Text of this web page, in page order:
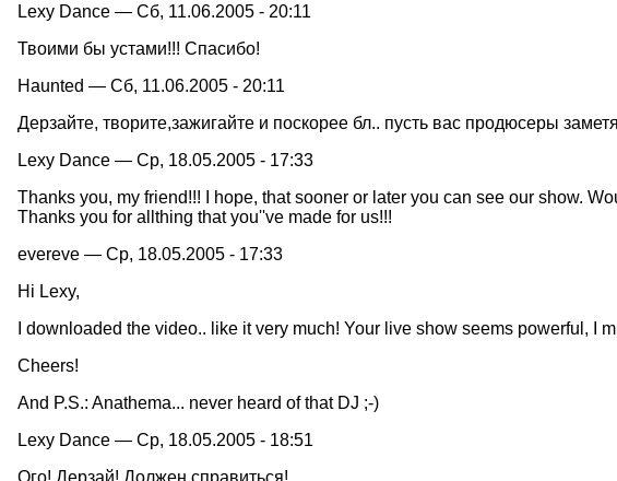
Lexy Dance — Сб, 11.06.2005 - 20:11
Твоими бы устами!!! Спасибо!
Haunted — Сб, 11.06.2005 - 20:11
Дерзайте, творите,зажигайте и поскорее бл.. пусть вас продюсеры
Lexy Dance — Ср, 18.05.2005 - 17:33
Thanks you, my friend!!! I hope, that sooner or later you can see our show.
Thanks you for allthing that you''ve made for us!!!
evereve — Ср, 18.05.2005 - 17:33
Hi Lexy,
I downloaded the video.. like it very much! Your live show seems powerful, I
Cheers!
And P.S.: Anathema... never heard of that DJ ;-)
Lexy Dance — Ср, 18.05.2005 - 18:51
Ого! Дерзай! Должен справиться!